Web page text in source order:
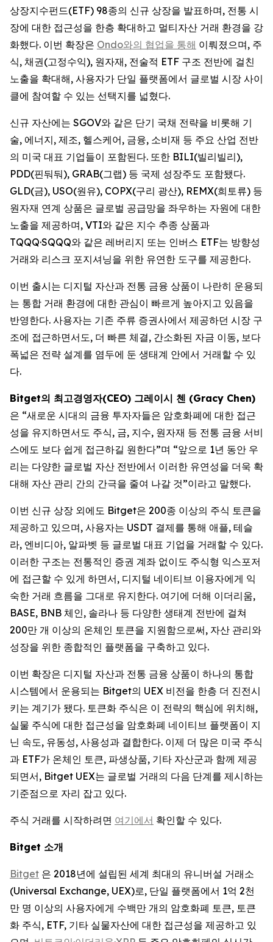
상장지수펀드(ETF) 98종의 신규 상장을 발표하며, 전통 시
장에 대한 접근성을 한층 확대하고 멀티자산 거래 환경을 강
화했다. 이번 확장은 Ondo와의 협업을 통해 이뤄졌으며, 주
식, 채권(고정수익), 원자재, 전술적 ETF 구조 전반에 걸친
노출을 확대해, 사용자가 단일 플랫폼에서 글로벌 시장 사이
클에 참여할 수 있는 선택지를 넓혔다.
신규 자산에는 SGOV와 같은 단기 국채 전략을 비롯해 기
술, 에너지, 제조, 헬스케어, 금융, 소비재 등 주요 산업 전반
의 미국 대표 기업들이 포함된다. 또한 BILI(빌리빌리),
PDD(핀둬둬), GRAB(그랩) 등 국제 성장주도 포함됐다.
GLD(금), USO(원유), COPX(구리 광산), REMX(희토류) 등
원자재 연계 상품은 글로벌 공급망을 좌우하는 자원에 대한
노출을 제공하며, VTI와 같은 지수 추종 상품과
TQQQ·SQQQ와 같은 레버리지 또는 인버스 ETF는 방향성
거래와 리스크 포지셔닝을 위한 유연한 도구를 제공한다.
이번 출시는 디지털 자산과 전통 금융 상품이 나란히 운용되
는 통합 거래 환경에 대한 관심이 빠르게 높아지고 있음을
반영한다. 사용자는 기존 주류 증권사에서 제공하던 시장 구
조에 접근하면서도, 더 빠른 체결, 간소화된 자금 이동, 보다
폭넓은 전략 설계를 염두에 둔 생태계 안에서 거래할 수 있
다.
Bitget의 최고경영자(CEO) 그레이시 첸 (Gracy Chen)
은 “새로운 시대의 금융 투자자들은 암호화폐에 대한 접근
성을 유지하면서도 주식, 금, 지수, 원자재 등 전통 금융 서비
스에도 보다 쉽게 접근하길 원한다”며 “앞으로 1년 동안 우
리는 다양한 글로벌 자산 전반에서 이러한 유연성을 더욱 확
대해 자산 관리 간의 간극을 줄여 나갈 것”이라고 말했다.
이번 신규 상장 외에도 Bitget은 200종 이상의 주식 토큰을
제공하고 있으며, 사용자는 USDT 결제를 통해 애플, 테슬
라, 엔비디아, 알파벳 등 글로벌 대표 기업을 거래할 수 있다.
이러한 구조는 전통적인 증권 계좌 없이도 주식형 익스포저
에 접근할 수 있게 하면서, 디지털 네이티브 이용자에게 익
숙한 거래 흐름을 그대로 유지한다. 여기에 더해 이더리움,
BASE, BNB 체인, 솔라나 등 다양한 생태계 전반에 걸쳐
200만 개 이상의 온체인 토큰을 지원함으로써, 자산 관리와
성장을 위한 종합적인 플랫폼을 구축하고 있다.
이번 확장은 디지털 자산과 전통 금융 상품이 하나의 통합
시스템에서 운용되는 Bitget의 UEX 비전을 한층 더 진전시
키는 계기가 됐다. 토큰화 주식은 이 전략의 핵심에 위치해,
실물 주식에 대한 접근성을 암호화폐 네이티브 플랫폼이 지
닌 속도, 유동성, 사용성과 결합한다. 이제 더 많은 미국 주식
과 ETF가 온체인 토큰, 파생상품, 기타 자산군과 함께 제공
되면서, Bitget UEX는 글로벌 거래의 다음 단계를 제시하는
기준점으로 자리 잡고 있다.
주식 거래를 시작하려면 여기에서 확인할 수 있다.
Bitget 소개
Bitget 은 2018년에 설립된 세계 최대의 유니버설 거래소
(Universal Exchange, UEX)로, 단일 플랫폼에서 1억 2천
만 명 이상의 사용자에게 수백만 개의 암호화폐 토큰, 토큰
화 주식, ETF, 기타 실물자산에 대한 접근성을 제공하고 있